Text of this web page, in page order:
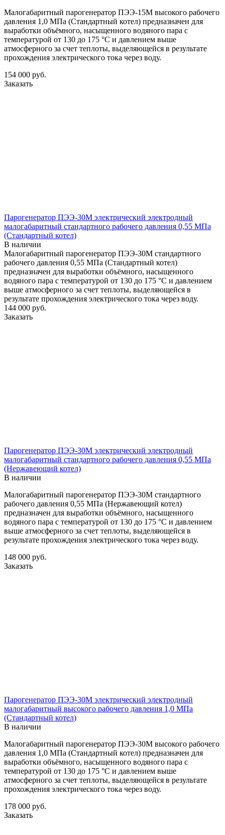
Малогабаритный парогенератор ПЭЭ-15М высокого рабочего
давления 1,0 МПа (Стандартный котел) предназначен для
выработки объёмного, насыщенного водяного пара с
температурой от 130 до 175 °С и давлением выше
атмосферного за счет теплоты, выделяющейся в результате
прохождения электрического тока через воду.
154 000 руб.
Заказать
Парогенератор ПЭЭ-30М электрический электродный
малогабаритный стандартного рабочего давления 0,55 МПа
(Стандартный котел)
В наличии
Малогабаритный парогенератор ПЭЭ-30М стандартного
рабочего давления 0,55 МПа (Стандартный котел)
предназначен для выработки объёмного, насыщенного
водяного пара с температурой от 130 до 175 °С и давлением
выше атмосферного за счет теплоты, выделяющейся в
результате прохождения электрического тока через воду.
144 000 руб.
Заказать
Парогенератор ПЭЭ-30М электрический электродный
малогабаритный стандартного рабочего давления 0,55 МПа
(Нержавеющий котел)
В наличии
Малогабаритный парогенератор ПЭЭ-30М стандартного
рабочего давления 0,55 МПа (Нержавеющий котел)
предназначен для выработки объёмного, насыщенного
водяного пара с температурой от 130 до 175 °С и давлением
выше атмосферного за счет теплоты, выделяющейся в
результате прохождения электрического тока через воду.
148 000 руб.
Заказать
Парогенератор ПЭЭ-30М электрический электродный
малогабаритный высокого рабочего давления 1,0 МПа
(Стандартный котел)
В наличии
Малогабаритный парогенератор ПЭЭ-30М высокого рабочего
давления 1,0 МПа (Стандартный котел) предназначен для
выработки объёмного, насыщенного водяного пара с
температурой от 130 до 175 °С и давлением выше
атмосферного за счет теплоты, выделяющейся в результате
прохождения электрического тока через воду.
178 000 руб.
Заказать